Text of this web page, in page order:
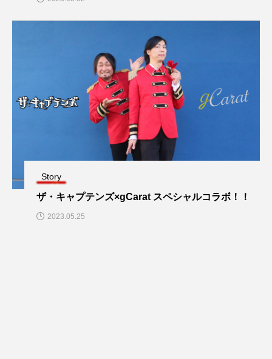
Story
ザ・キャプテンズ×gCarat スペシャルコラボ！！
2023.05.25